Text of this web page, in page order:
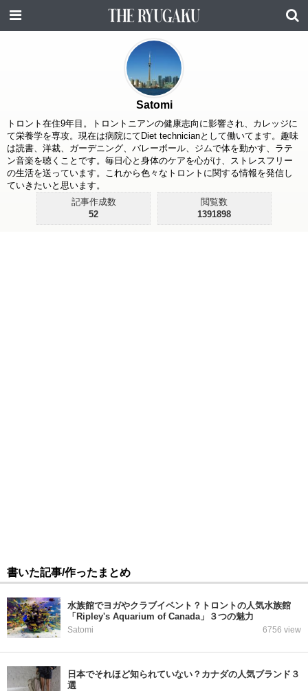
Satomi
トロント在住9年目。トロントニアンの健康志向に影響され、カレッジに
て栄養学を専攻。現在は病院にてDiet technicianとして働いてます。趣味
は読書、洋裁、ガーデニング、バレーボール、ジムで体を動かす、ラテ
ン音楽を聴くことです。毎日心と身体のケアを心がけ、ストレスフリー
の生活を送っています。これから色々なトロントに関する情報を発信し
ていきたいと思います。
記事作成数
52
閲覧数
1391898
書いた記事/作ったまとめ
水族館でヨガやクラブイベント？トロントの人気水族館
「Ripley's Aquarium of Canada」３つの魅力
Satomi 6756 view
日本でそれほど知られていない？カナダの人気ブランド３
選